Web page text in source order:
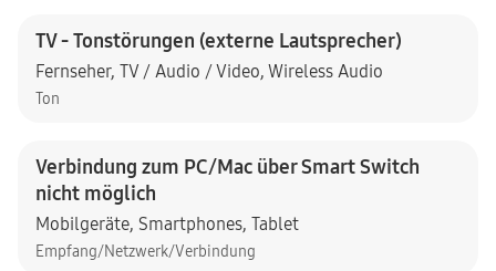
TV - Tonstörungen (externe Lautsprecher)
Fernseher, TV / Audio / Video, Wireless Audio
Ton
Verbindung zum PC/Mac über Smart Switch
nicht möglich
Mobilgeräte, Smartphones, Tablet
Empfang/Netzwerk/Verbindung